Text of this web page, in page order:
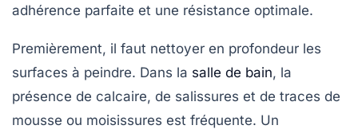
adhérence parfaite et une résistance optimale.
Premièrement, il faut nettoyer en profondeur les
surfaces à peindre. Dans la salle de bain, la
présence de calcaire, de salissures et de traces de
mousse ou moisissures est fréquente. Un